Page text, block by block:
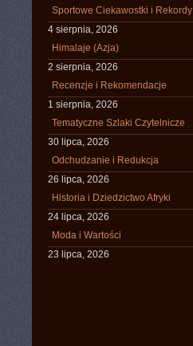
Sportowe Ciekawostki i Rekordy
4 sierpnia, 2026
Himalaje (Azja)
2 sierpnia, 2026
Recenzje i Rekomendacje
1 sierpnia, 2026
Tematyczne Szlaki Czytelnicze
30 lipca, 2026
Odchudzanie i Redukcja
26 lipca, 2026
Historia i Dziedzictwo Afryki
24 lipca, 2026
Moda i Wartości
23 lipca, 2026